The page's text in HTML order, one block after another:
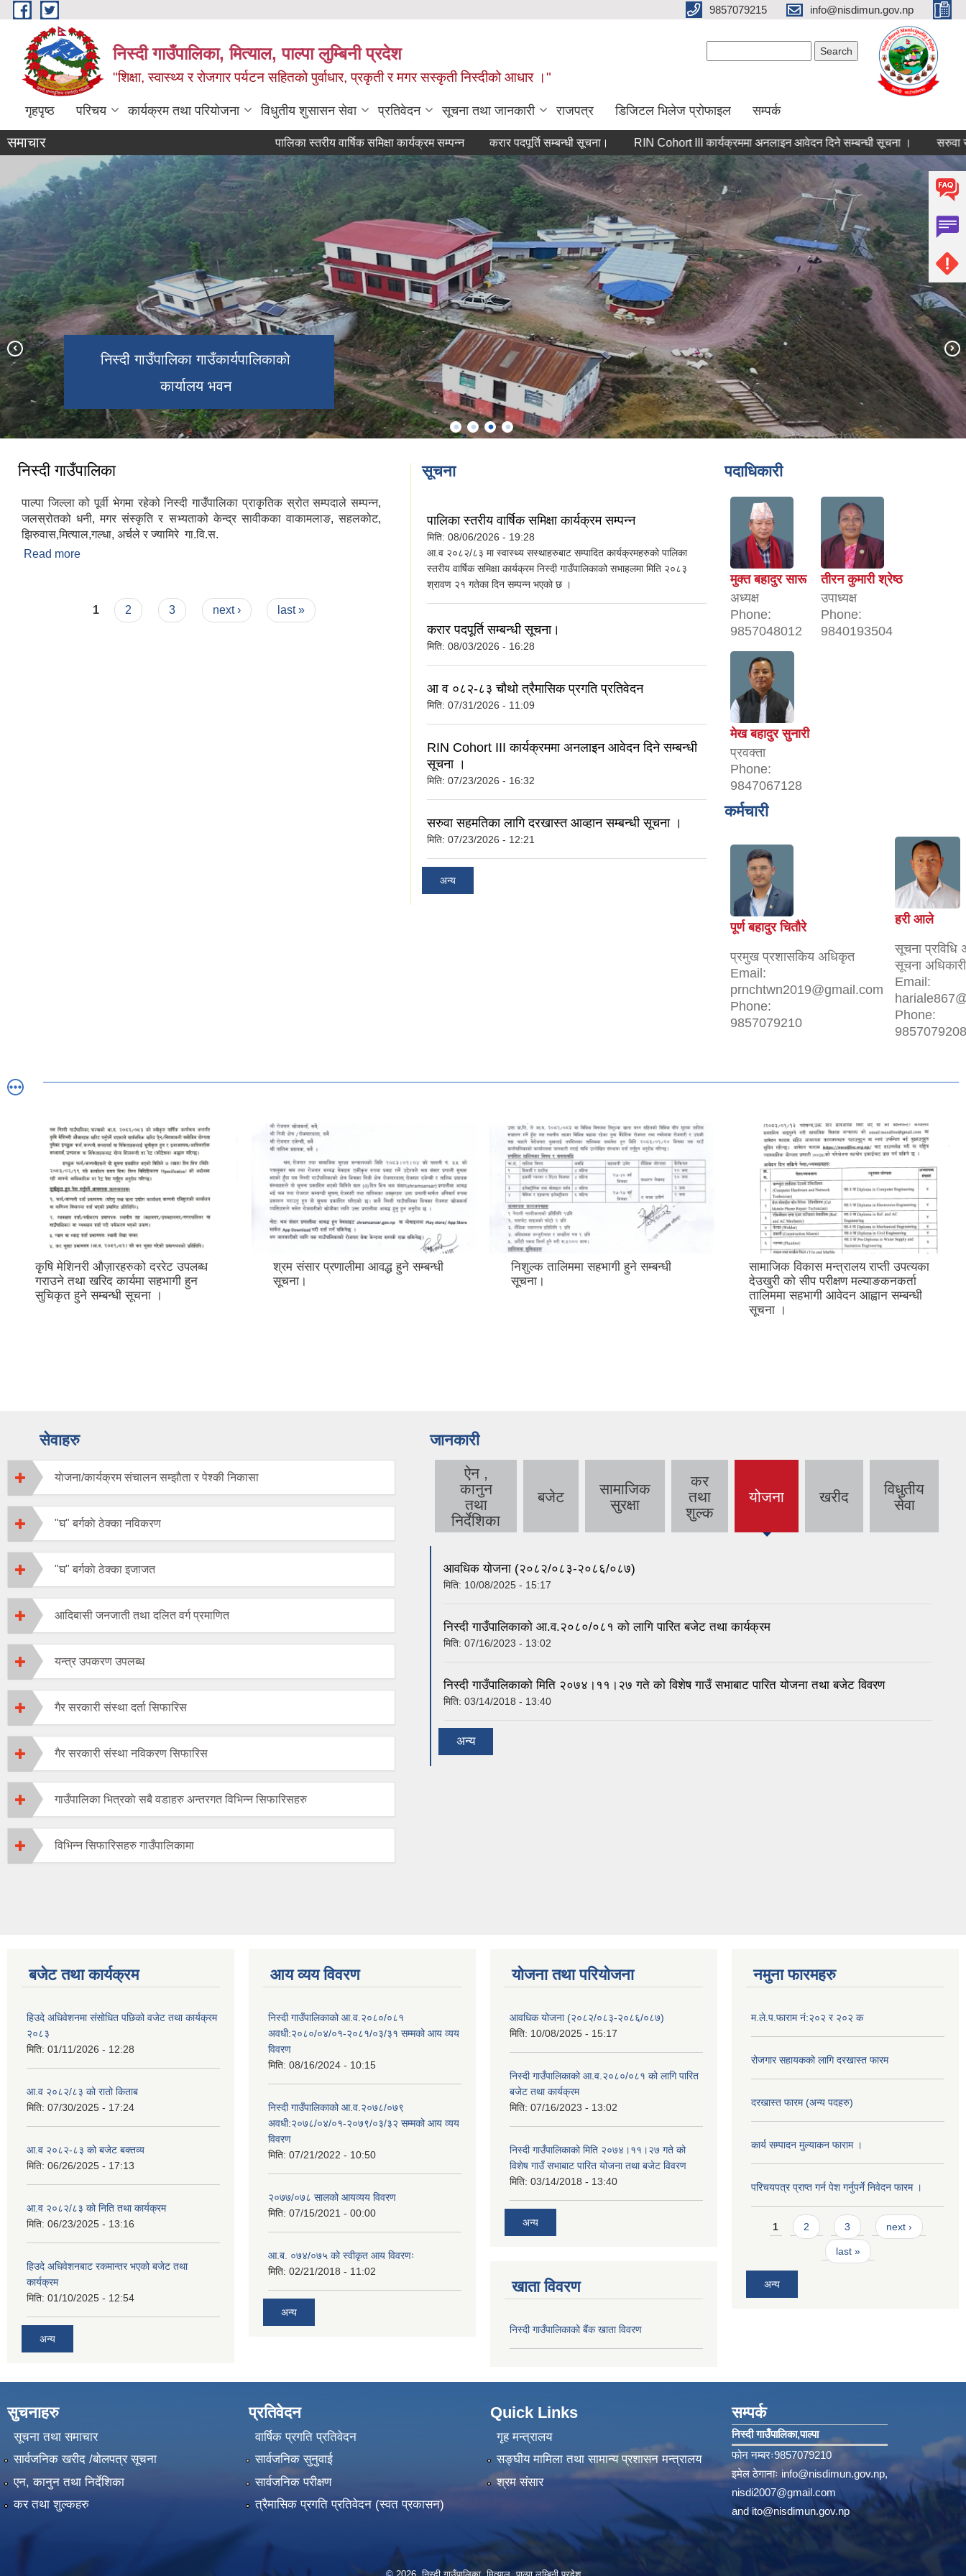
Skip to main content 9857079215 info@nisdimun.gov.np
निस्दी गाउँपालिका, मित्याल, पाल्पा लुम्बिनी प्रदेश
"शिक्षा, स्वास्थ्य र रोजगार पर्यटन सहितको पुर्वाधार, प्रकृती र मगर सस्कृती निस्दीको आधार ।"
गृहपृष्ठ परिचय कार्यक्रम तथा परियोजना विधुतीय शुसासन सेवा प्रतिवेदन सूचना तथा जानकारी राजपत्र डिजिटल भिलेज प्रोफाइल सम्पर्क
समाचार पालिका स्तरीय वार्षिक समिक्षा कार्यक्रम सम्पन्न करार पदपूर्ति सम्बन्धी सूचना। RIN Cohort III कार्यक्रममा अनलाइन आवेदन दिने सम्बन्धी सूचना । सरुवा
निस्दी गाउँपालिका रुक्सेभन्ज्यङ स्थित रहेकाे
वायू उर्जाकाे झलक
निस्दी गाउँपालिका झिरुबास स्थित कबुलयति
बनमा रहेकाे अम्लिसाेकाे झलक
निस्दी गाउँपालिका गाउँकार्यपालिकाकाे
कार्यालय भवन
निस्दी गाउँपालिका कार्यालय, प्रहरी चौकी
कार्यालय र पृष्ठभूमि मा मित्याल रुक्सेभञ्ज्याङ्ग
बजार
निस्दी गाउँपालिका
पाल्पा जिल्ला को पूर्वी भेगमा रहेको निस्दी गाउँपालिका प्राकृतिक स्रोत सम्पदाले सम्पन्न,
जलस्रोतको धनी, मगर संस्कृति र सभ्यताको केन्द्र सावीकका वाकामलाङ, सहलकोट,
झिरुवास,मित्याल,गल्धा, अर्चले र ज्यामिरे गा.वि.स.
Read more
1 2 3 next › last »
सूचना
पालिका स्तरीय वार्षिक समिक्षा कार्यक्रम सम्पन्न
मिति: 08/06/2026 - 19:28
आ.व २०८२/८३ मा स्वास्थ्य सस्थाहरुबाट सम्पादित कार्यक्रमहरुको पालिका
स्तरीय वार्षिक समिक्षा कार्यक्रम निस्दी गाउँपालिकाको सभाहलमा मिति २०८३
श्रावण २१ गतेका दिन सम्पन्न भएको छ ।
करार पदपूर्ति सम्बन्धी सूचना।
मिति: 08/03/2026 - 16:28
आ व ०८२-८३ चौथो त्रैमासिक प्रगति प्रतिवेदन
मिति: 07/31/2026 - 11:09
RIN Cohort III कार्यक्रममा अनलाइन आवेदन दिने सम्बन्धी
सूचना ।
मिति: 07/23/2026 - 16:32
सरुवा सहमतिका लागि दरखास्त आव्हान सम्बन्धी सूचना ।
मिति: 07/23/2026 - 12:21
अन्य
पदाधिकारी
मुक्त बहादुर सारू
अध्यक्ष
Phone:
9857048012
तीरन कुमारी श्रेष्ठ
उपाध्यक्ष
Phone:
9840193504
मेख बहादुर सुनारी
प्रवक्ता
Phone:
9847067128
कर्मचारी
पूर्ण बहादुर चितौरे
प्रमुख प्रशासकिय अधिकृत
Email:
prnchtwn2019@gmail.com
Phone:
9857079210
हरी आले
सूचना प्रविधि
सूचना अधिकारी
Email:
Phone:
9857079208
श्रम संसार प्रणालीमा आवद्ध हुने सम्बन्धी
सूचना।
निशुल्क तालिममा सहभागी हुने सम्बन्धी
सूचना।
सामाजिक विकास मन्त्रालय राप्ती उपत्यका
देउखुरी को सीप परीक्षण मल्याङकनकर्ता
एम आई एस अपरेटर र फिल्ड सहायक
छनौट सम्बन्धी कार्यविधि
सेवाहरु
याेजना/कार्यक्रम संचालन सम्झाैता र पेश्की निकासा
"घ" बर्गकाे ठेक्का नविकरण
"घ" बर्गकाे ठेक्का इजाजत
आदिबासी जनजाती तथा दलित वर्ग प्रमाणित
यन्त्र उपकरण उपलब्ध
गैर सरकारी संस्था दर्ता सिफारिस
गैर सरकारी संस्था नविकरण सिफारिस
गाउँपालिका भित्रकाे सबै वडाहरु अन्तरगत विभिन्न सिफारिसहरु
विभिन्न सिफारिसहरु गाउँपालिकामा
जानकारी
ऐन ,
कानुन
तथा
निर्देशिका
बजेट
सामाजिक
सुरक्षा
कर
तथा
शुल्क
योजना
(active
खरीद
विधुतीय
सेवा
आवधिक योजना (२०८२/०८३-२०८६/०८७)
मिति: 10/08/2025 - 15:17
निस्दी गाउँपालिकाको आ.व.२०८०/०८१ को लागि पारित बजेट तथा कार्यक्रम
मिति: 07/16/2023 - 13:02
निस्दी गाउँपालिकाको मिति २०७४।११।२७ गते को विशेष गाउँ सभाबाट पारित योजना तथा बजेट विवरण
मिति: 03/14/2018 - 13:40
अन्य
बजेट तथा कार्यक्रम
हिउदे अधिवेशनमा संसोधित पछिको वजेट तथा कार्यक्रम
२०८३
मिति: 01/11/2026 - 12:28
आ.व २०८२/८३ को रातो किताब
मिति: 07/30/2025 - 17:24
आ.व २०८२-८३ को बजेट बक्तव्य
मिति: 06/26/2025 - 17:13
आ.व २०८२/८३ को निति तथा कार्यक्रम
मिति: 06/23/2025 - 13:16
हिउदे अधिवेशनबाट रकमान्तर भएको बजेट तथा
कार्यक्रम
मिति: 01/10/2025 - 12:54
अन्य
आय व्यय विवरण
निस्दी गाउँपालिकाको आ.व.२०८०/०८१
अवधी:२०८०/०४/०१-२०८१/०३/३१ सम्मको आय व्यय
विवरण
मिति: 08/16/2024 - 10:15
निस्दी गाउँपालिकाको आ.व.२०७८/०७९
अवधी:२०७८/०४/०१-२०७९/०३/३२ सम्मको आय व्यय
विवरण
मिति: 07/21/2022 - 10:50
२०७७/०७८ सालको आयव्यय विवरण
मिति: 07/15/2021 - 00:00
आ.ब. ०७४/०७५ को स्वीकृत आय विवरणः
मिति: 02/21/2018 - 11:02
अन्य
योजना तथा परियोजना
आवधिक योजना (२०८२/०८३-२०८६/०८७)
मिति: 10/08/2025 - 15:17
निस्दी गाउँपालिकाको आ.व.२०८०/०८१ को लागि पारित
बजेट तथा कार्यक्रम
मिति: 07/16/2023 - 13:02
निस्दी गाउँपालिकाको मिति २०७४।११।२७ गते को
विशेष गाउँ सभाबाट पारित योजना तथा बजेट विवरण
मिति: 03/14/2018 - 13:40
अन्य
खाता विवरण
निस्दी गाउँपालिकाको बैंक खाता विवरण
नमुना फारमहरु
म.ले.प.फाराम नं:२०२ र २०२ क
रोजगार सहायकको लागि दरखास्त फारम
दरखास्त फारम (अन्य पदहरु)
कार्य सम्पादन मुल्याक‌न फाराम ।
परिचयपत्र प्राप्त गर्न पेश गर्नुपर्ने निवेदन फारम ।
Pages
1 2 3 next ›
last »
अन्य
सुचनाहरु
सूचना तथा समाचार
सार्वजनिक खरीद /बोलपत्र सूचना
एन, कानुन तथा निर्देशिका
कर तथा शुल्कहरु
प्रतिवेदन
वार्षिक प्रगति प्रतिवेदन
सार्वजनिक सुनुवाई
सार्वजनिक परीक्षण
त्रैमासिक प्रगति प्रतिवेदन (स्वत प्रकासन)
Quick Links
गृह मन्त्रालय
सङ्‍घीय मामिला तथा सामान्य प्रशासन मन्त्रालय
श्रम संसार
सम्पर्क
निस्दी गाउँपालिका‚पाल्पा
फोन नम्बरः9857079210
इमेल ठेगानाः info@nisdimun.gov.np,
nisdi2007@gmail.com
andito@nisdimun.gov.np